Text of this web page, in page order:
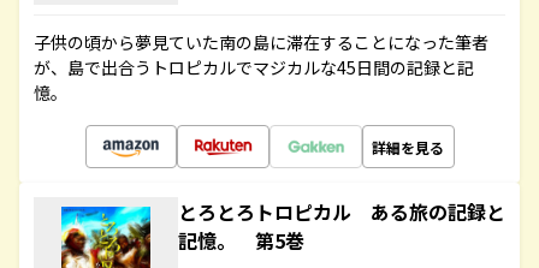
子供の頃から夢見ていた南の島に滞在することになった筆者
が、島で出合うトロピカルでマジカルな45日間の記録と記
憶。
詳細を見る
とろとろトロピカル ある旅の記録と
記憶。 第5巻